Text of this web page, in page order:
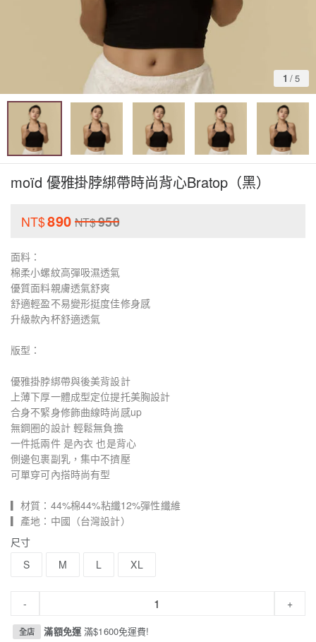
1 /5
moïd 優雅掛脖綁帶時尚背心Bratop（黑）
NT$890 NT$950
面料：
棉柔小螺紋高彈吸濕透氣
優質面料親膚透氣舒爽
舒適輕盈不易變形挺度佳修身感
升級款內杯舒適透氣
版型：
優雅掛脖綁帶與後美背設計
上薄下厚一體成型定位提托美胸設計
合身不緊身修飾曲線時尚感up
無鋼圈的設計 輕鬆無負擔
一件抵兩件 是內衣 也是背心
側邊包裹副乳，集中不擠壓
可單穿可內搭時尚有型
▎材質：44%棉44%粘纖12%彈性纖維
▎產地：中國（台灣設計）
尺寸
S
M L XL
- +
全店 滿額免運滿$1600免運費!